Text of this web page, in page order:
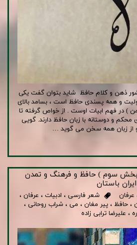
ذهن و کلام حافظ شاید بتوان گفت یکی
و همه پسندی حافظ است ، بسامد بالای
) در فهم ابیات اوست . از خواص گرفته تا
و دوستانه با زبان حافظ دارند. گویی
از زبان همه سخن می گوید …
سوم ) حافظ و فرهنگ و تمدن
ایران باستان
عرفان شعر فارسی ، ادبیات ، عرفان ،
، حافظ ، پیر مغان، می ، شراب روحانی ،
، علیرضا ترابی زاده